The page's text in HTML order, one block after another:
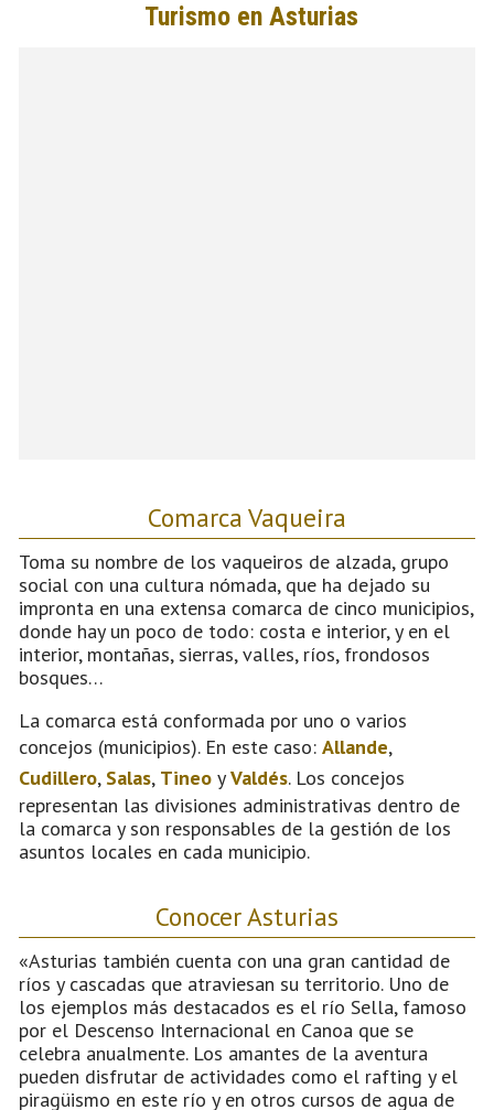
Comarca Vaqueira
Toma su nombre de los vaqueiros de alzada, grupo
social con una cultura nómada, que ha dejado su
impronta en una extensa comarca de cinco municipios,
donde hay un poco de todo: costa e interior, y en el
interior, montañas, sierras, valles, ríos, frondosos
bosques…
La comarca está conformada por uno o varios
concejos (municipios). En este caso: Allande,
Cudillero, Salas, Tineo yValdés. Los concejos
representan las divisiones administrativas dentro de
la comarca y son responsables de la gestión de los
asuntos locales en cada municipio.
Conocer Asturias
«Asturias también cuenta con una gran cantidad de
ríos y cascadas que atraviesan su territorio. Uno de
los ejemplos más destacados es el río Sella, famoso
por el Descenso Internacional en Canoa que se
celebra anualmente. Los amantes de la aventura
pueden disfrutar de actividades como el rafting y el
piragüismo en este río y en otros cursos de agua de